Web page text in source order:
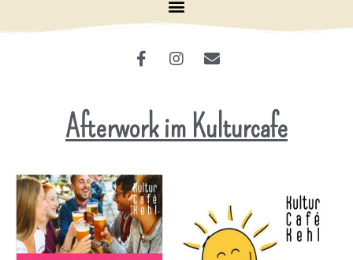
Afterwork im Kulturcafe